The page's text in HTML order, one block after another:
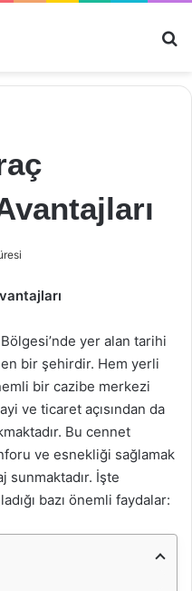
yer alan tarihi
bir şehirdir. Hem yerli
bir cazibe merkezi
ve ticaret açısından da
Bu cennet
ve esnekliği sağlamak
sunmaktadır. İşte
bazı önemli faydalar: